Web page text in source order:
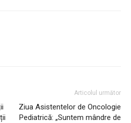
Articolul următor
Ziua Asistentelor de Oncologie
Pediatrică: „Suntem mândre de